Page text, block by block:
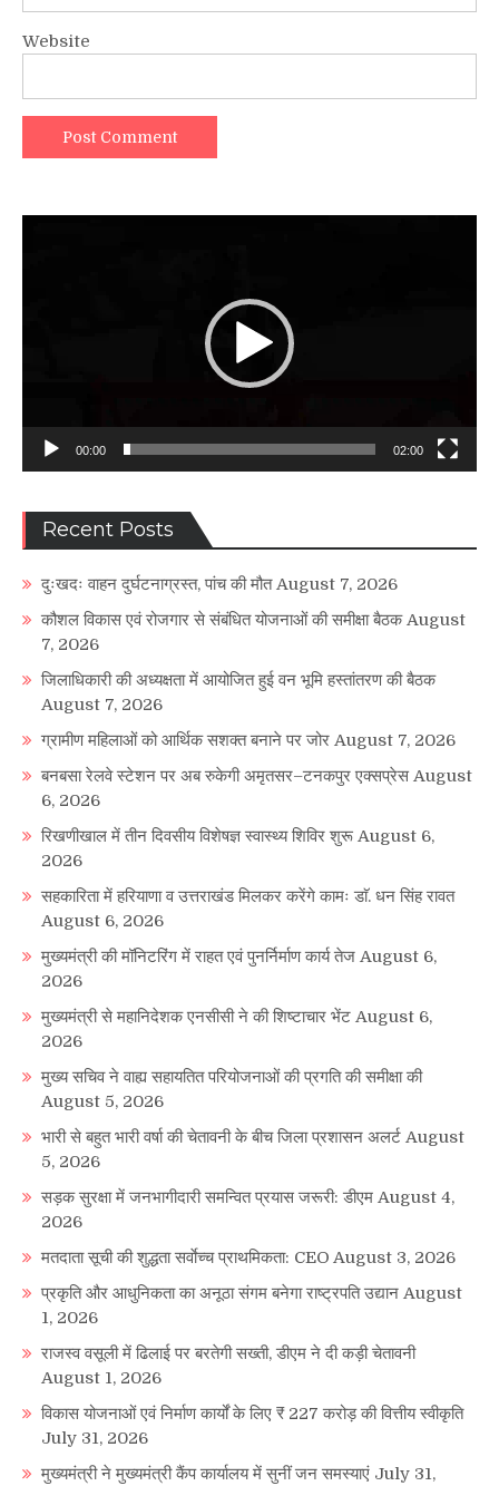
Website
00:00 02:00
Recent Posts
दुःखदः वाहन दुर्घटनाग्रस्त, पांच की मौत August 7, 2026
कौशल विकास एवं रोजगार से संबंधित योजनाओं की समीक्षा बैठक August
7, 2026
जिलाधिकारी की अध्यक्षता में आयोजित हुई वन भूमि हस्तांतरण की बैठक
August 7, 2026
ग्रामीण महिलाओं को आर्थिक सशक्त बनाने पर जोर August 7, 2026
बनबसा रेलवे स्टेशन पर अब रुकेगी अमृतसर–टनकपुर एक्सप्रेस August
6, 2026
रिखणीखाल में तीन दिवसीय विशेषज्ञ स्वास्थ्य शिविर शुरू August 6,
2026
सहकारिता में हरियाणा व उत्तराखंड मिलकर करेंगे कामः डाॅ. धन सिंह रावत
August 6, 2026
मुख्यमंत्री की मॉनिटरिंग में राहत एवं पुनर्निर्माण कार्य तेज August 6,
2026
मुख्यमंत्री से महानिदेशक एनसीसी ने की शिष्टाचार भेंट August 6,
2026
मुख्य सचिव ने वाह्य सहायतित परियोजनाओं की प्रगति की समीक्षा की
August 5, 2026
भारी से बहुत भारी वर्षा की चेतावनी के बीच जिला प्रशासन अलर्ट August
5, 2026
सड़क सुरक्षा में जनभागीदारी समन्वित प्रयास जरूरी: डीएम August 4,
2026
मतदाता सूची की शुद्धता सर्वाेच्च प्राथमिकता: CEO August 3, 2026
प्रकृति और आधुनिकता का अनूठा संगम बनेगा राष्ट्रपति उद्यान August
1, 2026
राजस्व वसूली में ढिलाई पर बरतेगी सख्ती, डीएम ने दी कड़ी चेतावनी
August 1, 2026
विकास योजनाओं एवं निर्माण कार्यों के लिए ₹ 227 करोड़ की वित्तीय स्वीकृति
July 31, 2026
मुख्यमंत्री ने मुख्यमंत्री कैंप कार्यालय में सुनीं जन समस्याएं July 31,